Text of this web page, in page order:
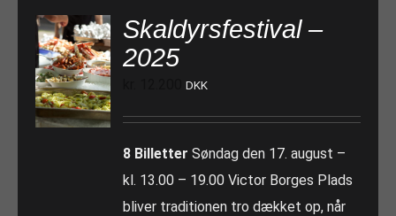
Skaldyrsfestival –
2025
DKK
8 Billetter Søndag den 17. august –
kl. 13.00 – 19.00 Victor Borges Plads
bliver traditionen tro dækket op, når